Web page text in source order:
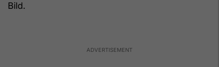
Bild.